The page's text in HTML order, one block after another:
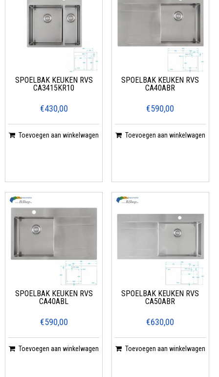
SPOELBAK KEUKEN RVS
CA3415KR10
€430,00
Toevoegen aan winkelwagen
SPOELBAK KEUKEN RVS
CA40ABR
€590,00
Toevoegen aan winkelwagen
SPOELBAK KEUKEN RVS
CA40ABL
€590,00
Toevoegen aan winkelwagen
SPOELBAK KEUKEN RVS
CA50ABR
€630,00
Toevoegen aan winkelwagen